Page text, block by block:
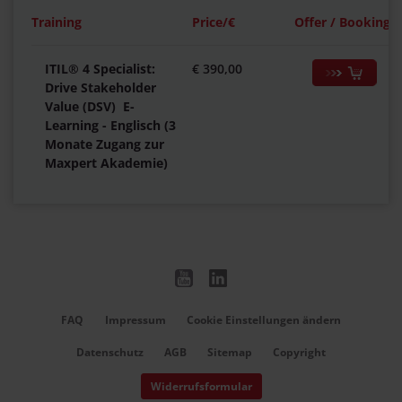
Training Price/€ Offer / Booking
ITIL® 4 Specialist:
Drive Stakeholder
Value (DSV) E-
Learning - Englisch (3
Monate Zugang zur
Maxpert Akademie)
€ 390,00
FAQ Impressum Cookie Einstellungen ändern
Datenschutz AGB Sitemap Copyright
Widerrufsformular